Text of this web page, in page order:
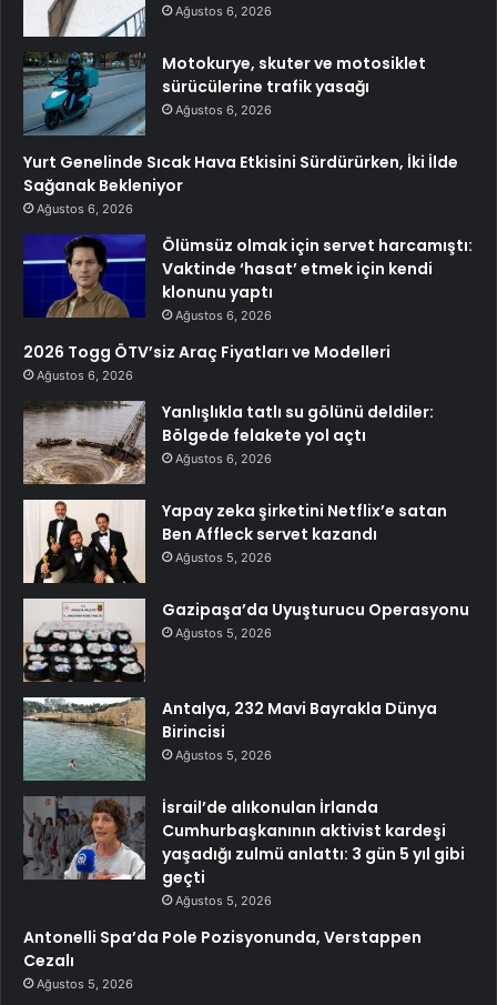
Ağustos 6, 2026
Motokurye, skuter ve motosiklet
sürücülerine trafik yasağı
Ağustos 6, 2026
Yurt Genelinde Sıcak Hava Etkisini Sürdürürken, İki İlde
Sağanak Bekleniyor
Ağustos 6, 2026
Ölümsüz olmak için servet harcamıştı:
Vaktinde ‘hasat’ etmek için kendi
klonunu yaptı
Ağustos 6, 2026
2026 Togg ÖTV’siz Araç Fiyatları ve Modelleri
Ağustos 6, 2026
Yanlışlıkla tatlı su gölünü deldiler:
Bölgede felakete yol açtı
Ağustos 6, 2026
Yapay zeka şirketini Netflix’e satan
Ben Affleck servet kazandı
Ağustos 5, 2026
Gazipaşa’da Uyuşturucu Operasyonu
Ağustos 5, 2026
Antalya, 232 Mavi Bayrakla Dünya
Birincisi
Ağustos 5, 2026
İsrail’de alıkonulan İrlanda
Cumhurbaşkanının aktivist kardeşi
yaşadığı zulmü anlattı: 3 gün 5 yıl gibi
geçti
Ağustos 5, 2026
Antonelli Spa’da Pole Pozisyonunda, Verstappen
Cezalı
Ağustos 5, 2026